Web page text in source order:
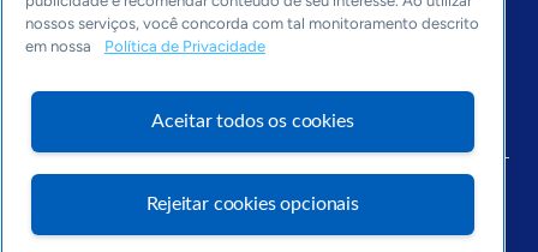
Economia & Política
Inovação & Tecnologia
Cultura empreendedora
Arquivo
nossos serviços, você concorda com tal monitoramento descrito
em nossa
Política de Privacidade
Aceitar todos os cookies
Rejeitar cookies opcionais